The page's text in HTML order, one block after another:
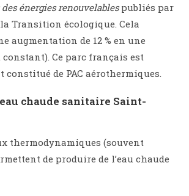
énergies renouvelablespubliés par
Transition écologique. Cela
augmentation de 12 % en une
Ce parc français est
de PAC aérothermiques.
chaude sanitaire Saint-
thermodynamiques (souvent
de produire de l’eau chaude